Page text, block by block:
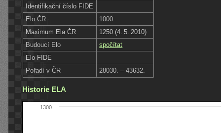
Identifikační číslo FIDE
Elo ČR
1000
Maximum Ela ČR
1250 (4. 5. 2010)
Budoucí Elo
spočítat
Elo FIDE
Pořadí v ČR
28030. – 43632.
Historie ELA
1300